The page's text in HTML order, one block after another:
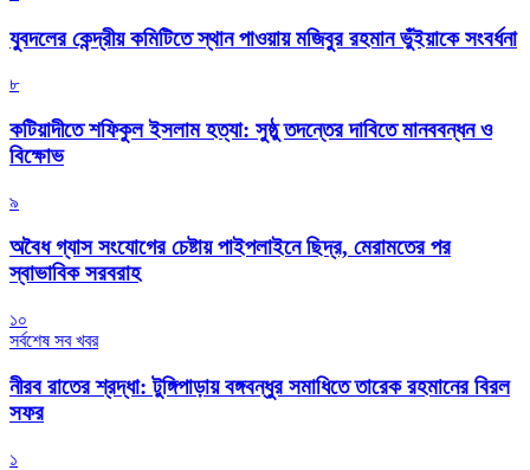
যুবদলের কেন্দ্রীয় কমিটিতে স্থান পাওয়ায় মজিবুর রহমান ভুঁইয়াকে সংবর্ধনা
৮
কটিয়াদীতে শফিকুল ইসলাম হত্যা: সুষ্ঠু তদন্তের দাবিতে মানববন্ধন ও
বিক্ষোভ
৯
অবৈধ গ্যাস সংযোগের চেষ্টায় পাইপলাইনে ছিদ্র, মেরামতের পর
স্বাভাবিক সরবরাহ
১০
সর্বশেষ সব খবর
নীরব রাতের শ্রদ্ধা: টুঙ্গিপাড়ায় বঙ্গবন্ধুর সমাধিতে তারেক রহমানের বিরল
সফর
১